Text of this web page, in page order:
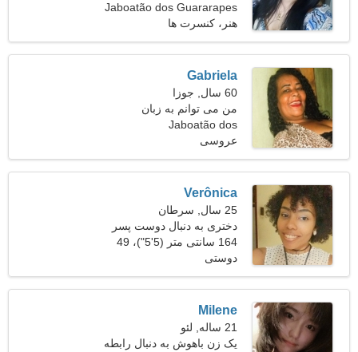
42
Jaboatão dos Guararapes
هنر، کنسرت ها
Gabriela
60 سال, جوزا
من می توانم به زبان
ایتالیایی، روسی ارتباط
برقرار کنم
Jaboatão dos
Guararapes، برزیل
عروسی
Verônica
25 سال, سرطان
دختری به دنبال دوست پسر
164 سانتی متر (5'5")، 49
کیلوگرم (108 پوند)
دوستی
Milene
21 ساله, لئو
یک زن باهوش به دنبال رابطه